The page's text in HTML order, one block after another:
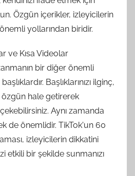
Özgün içerikler, izleyicilerin
yollarından biridir.
ve Kısa Videolar
bir diğer önemli
Başlıklarınızı ilginç,
özgün hale getirerek
Aynı zamanda
de önemlidir. TikTok'un 60
izleyicilerin dikkatini
etkili bir şekilde sunmanızı